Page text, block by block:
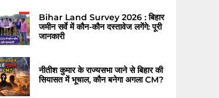
Bihar Land Survey 2026 : बिहार
जमीन सर्वे में कौन-कौन दस्तावेज लगेंगे: पूरी
जानकारी
नीतीश कुमार के राज्यसभा जाने से बिहार की
सियासत में भूचाल, कौन बनेगा अगला CM?